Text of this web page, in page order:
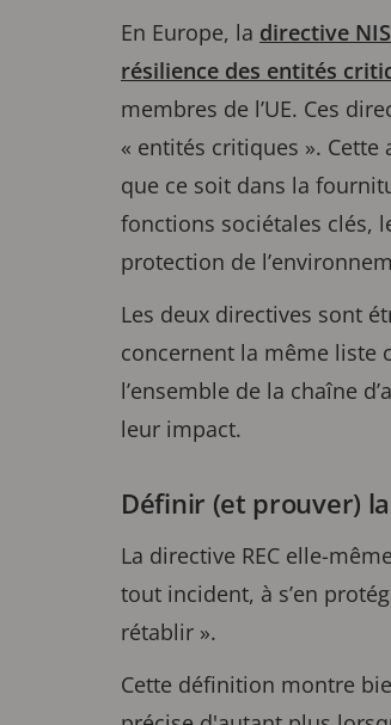
En Europe, la directive
résilience des entités
membres de l’UE. Ces
« entités critiques ».
que ce soit dans la
fonctions sociétales clés,
protection de
Les deux directives sont
concernent la même liste
l’ensemble de la chaîne
leur impact.
Définir (et prouver)
La directive REC elle-
tout incident, à s’en
rétablir ».
Cette définition montre